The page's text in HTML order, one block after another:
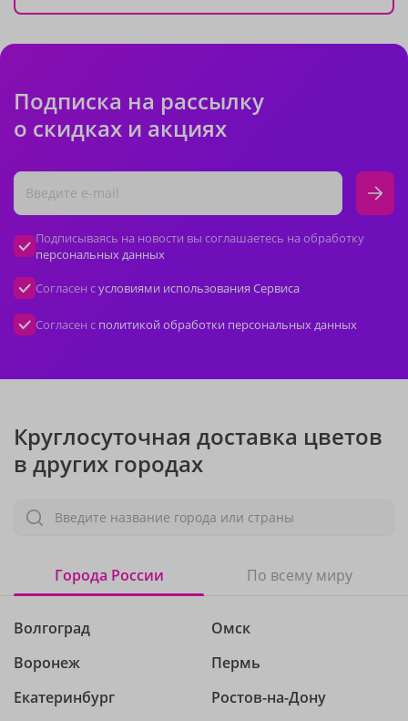
Подписка на рассылку
о скидках и акциях
Подписываясь на новости вы соглашаетесь на обработку
персональных данных
Согласен сусловиями использования Сервиса
Согласен с политикой обработки персональных данных
Круглосуточная доставка цветов
в других городах
Введите название города или страны
Города России По всему миру
Волгоград
Воронеж
Екатеринбург
Омск
Пермь
Ростов-на-Дону